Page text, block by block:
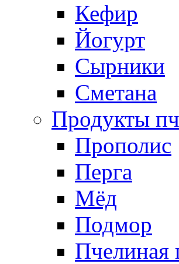
Кефир
Йогурт
Сырники
Сметана
Продукты
Прополис
Перга
Мёд
Подмор
Пчелиная